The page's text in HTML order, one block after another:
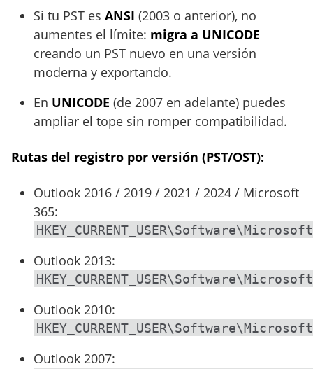
Si tu PST es ANSI (2003 o anterior), no
aumentes el límite: migra a UNICODE
creando un PST nuevo en una versión
moderna y exportando.
En UNICODE (de 2007 en adelante) puedes
ampliar el tope sin romper compatibilidad.
Rutas del registro por versión (PST/OST):
Outlook 2016 / 2019 / 2021 / 2024 / Microsoft
365:
Outlook 2013:
Outlook 2010:
Outlook 2007: